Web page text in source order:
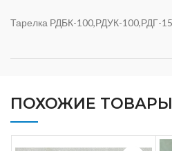
Тарелка РДБК-100,РДУК-100,РДГ-
ПОХОЖИЕ ТОВАРЫ